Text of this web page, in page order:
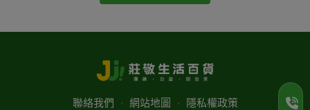
聯絡我們 ‧ 網站地圖 ‧ 隱私權政策